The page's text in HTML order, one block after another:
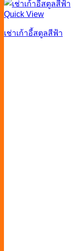
Quick View
เช่าเก้าอี้สตูลสีฟ้า